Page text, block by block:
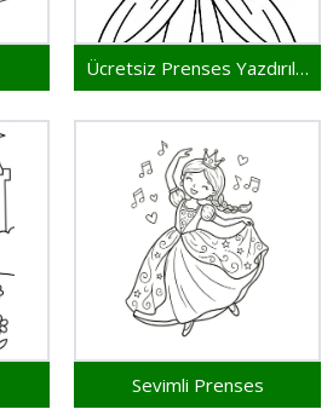
Ücretsiz Prenses Yazdırılabilir
Sevimli Prenses